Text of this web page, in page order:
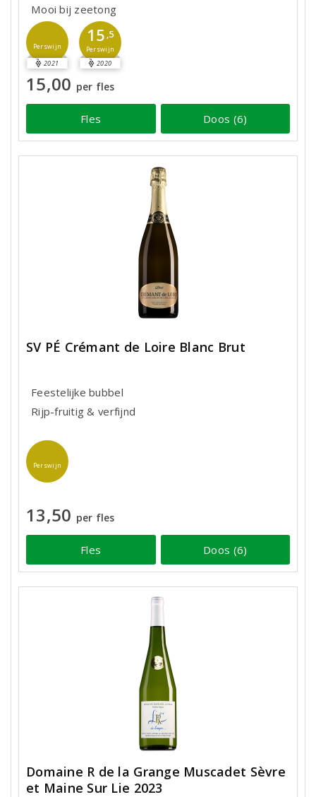
Mooi bij zeetong
Perswijn
2021
15 ,5
Perswijn
2020
15,00 per fles
Fles Doos (6)
SV PÉ Crémant de Loire Blanc Brut
Feestelijke bubbel
Rijp-fruitig & verfijnd
Perswijn
13,50 per fles
Fles Doos (6)
Domaine R de la Grange Muscadet Sèvre
et Maine Sur Lie 2023